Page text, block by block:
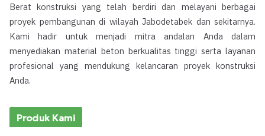
Berat konstruksi yang telah berdiri dan melayani berbagai
proyek pembangunan di wilayah Jabodetabek dan sekitarnya.
Kami hadir untuk menjadi mitra andalan Anda dalam
menyediakan material beton berkualitas tinggi serta layanan
profesional yang mendukung kelancaran proyek konstruksi
Anda.
Produk Kami